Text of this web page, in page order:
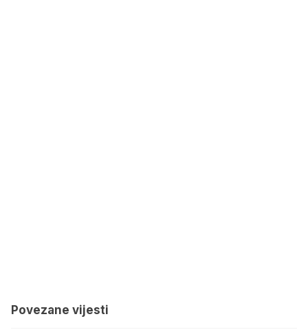
Povezane vijesti